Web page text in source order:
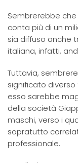
Sembrerebbe
conta più di un
sia diffuso anche
italiana, infatti,
Tuttavia,
significato
esso sarebbe
della società
maschi, verso i
sopratutto
professionale.